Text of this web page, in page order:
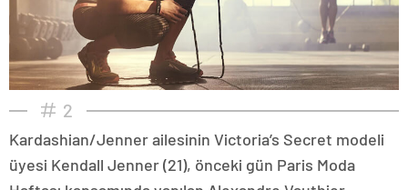
2
Kardashian/Jenner ailesinin Victoria’s Secret modeli
üyesi Kendall Jenner (21), önceki gün Paris Moda